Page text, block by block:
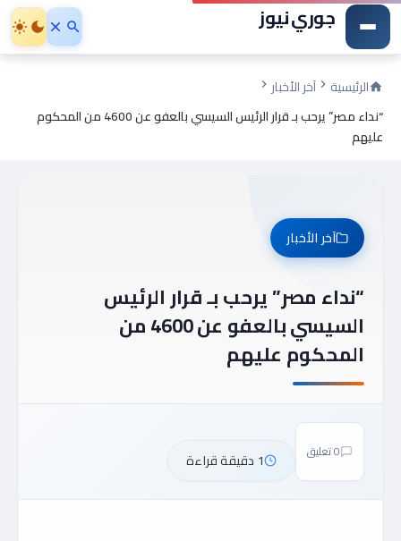
جوري نيوز
الرئيسية
آخر الأخبار
“نداء مصر” يرحب بـ قرار الرئيس السيسي بالعفو عن 4600 من المحكوم
عليهم
آخر الأخبار
“نداء مصر” يرحب بـ قرار الرئيس
السيسي بالعفو عن 4600 من
المحكوم عليهم
0 تعليق 1 دقيقة قراءة